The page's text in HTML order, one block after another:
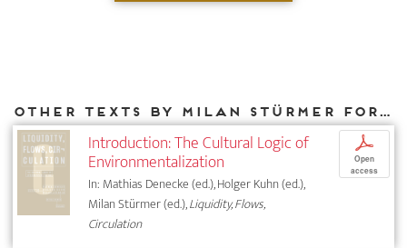
Other texts by Milan Stürmer for DIAPHANES
Introduction: The Cultural Logic of
Environmentalization
In: Mathias Denecke (ed.), Holger Kuhn (ed.),
Milan Stürmer (ed.),Liquidity, Flows,
Circulation
p
Open
access